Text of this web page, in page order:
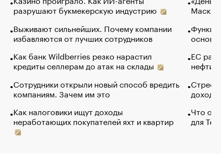
разрушают букмекерскую индустрию
Выживают сильнейших. Почему компании
избавляются от лучших сотрудников
Как банк Wildberries резко нарастил
кредиты селлерам до атак на склады
Сотрудники открыли новый способ вредить
компаниям. Зачем им это
Как налоговики ищут доходы
неработающих покупателей яхт и квартир
Маск в
основ
ЕС
нефти
Что
для